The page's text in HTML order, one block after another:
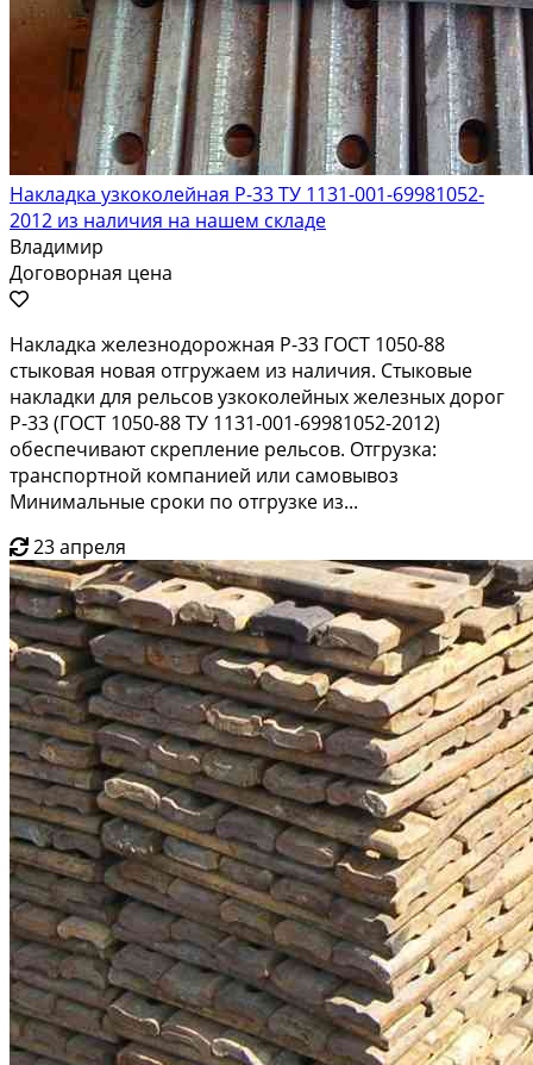
Накладка узкоколейная Р-33 ТУ 1131-001-69981052-
2012 из наличия на нашем складе
Владимир
Договорная цена
Накладка железнодорожная Р-33 ГОСТ 1050-88
стыковая новая отгружаем из наличия. Стыковые
накладки для рельсов узкоколейных железных дорог
Р-33 (ГОСТ 1050-88 ТУ 1131-001-69981052-2012)
обеспечивают скрепление рельсов. Отгрузка:
транспортной компанией или самовывоз
Минимальные сроки по отгрузке из...
23 апреля